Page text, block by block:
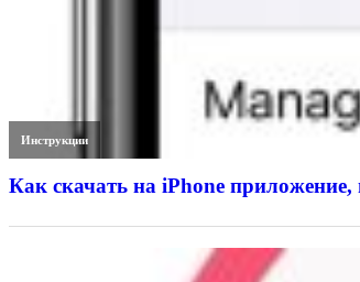
Инструкции
Как скачать на iPhone приложение,